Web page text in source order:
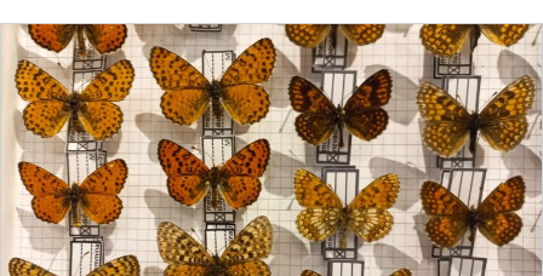
Image